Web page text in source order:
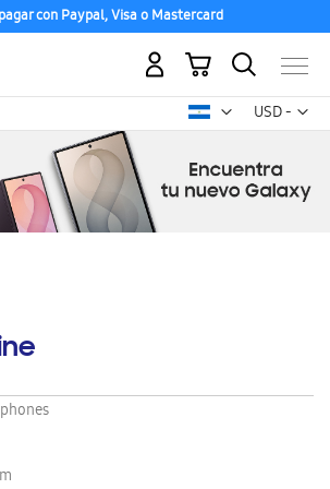
con Paypal, Visa o Mastercard
USD -
dólar
Mi carrito